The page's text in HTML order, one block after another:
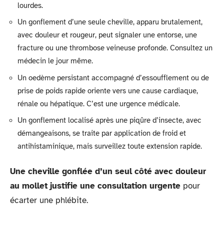
lourdes.
Un gonflement d’une seule cheville, apparu brutalement,
avec douleur et rougeur, peut signaler une entorse, une
fracture ou une thrombose veineuse profonde. Consultez un
médecin le jour même.
Un oedème persistant accompagné d’essoufflement ou de
prise de poids rapide oriente vers une cause cardiaque,
rénale ou hépatique. C’est une urgence médicale.
Un gonflement localisé après une piqûre d’insecte, avec
démangeaisons, se traite par application de froid et
antihistaminique, mais surveillez toute extension rapide.
Une cheville gonflée d’un seul côté avec douleur
au mollet justifie une consultation urgente pour
écarter une phlébite.